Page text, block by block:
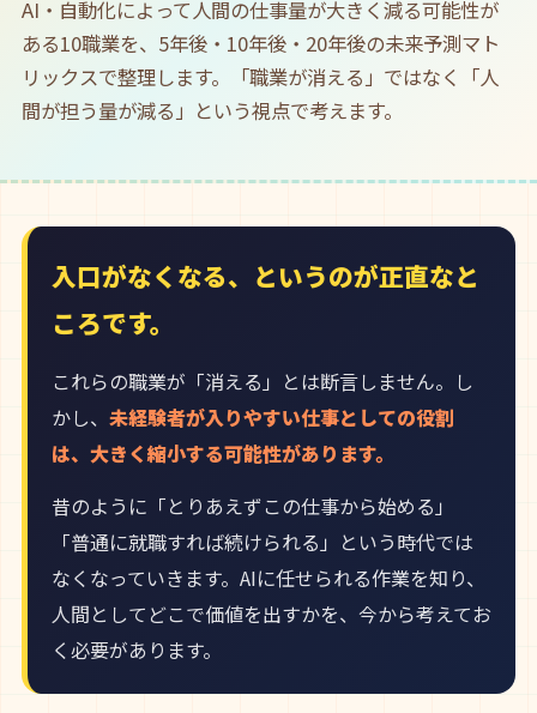
AI・自動化によって人間の仕事量が大きく減る可能性が
ある10職業を、5年後・10年後・20年後の未来予測マト
リックスで整理します。「職業が消える」ではなく「人
間が担う量が減る」という視点で考えます。
入口がなくなる、というのが正直なと
ころです。
これらの職業が「消える」とは断言しません。し
かし、 未経験者が入りやすい仕事としての役割
は、大きく縮小する可能性があります。
昔のように「とりあえずこの仕事から始める」
「普通に就職すれば続けられる」という時代では
なくなっていきます。AIに任せられる作業を知り、
人間としてどこで価値を出すかを、今から考えてお
く必要があります。